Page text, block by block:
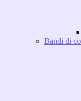
Bandi di